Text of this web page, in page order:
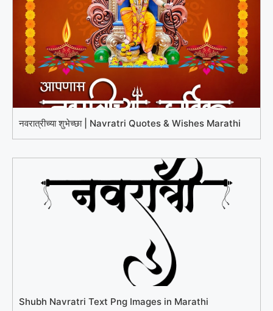
नवरात्रीच्या शुभेच्छा | Navratri Quotes & Wishes Marathi
Shubh Navratri Text Png Images in Marathi